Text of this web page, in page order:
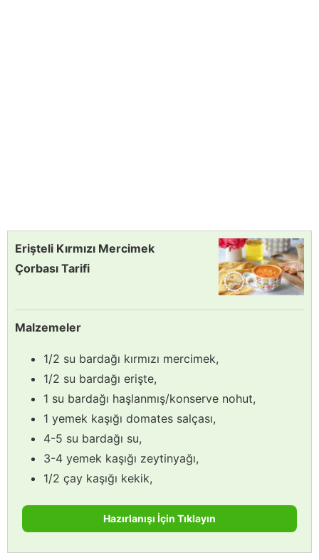
Erişteli Kırmızı Mercimek
Çorbası Tarifi
Malzemeler
1/2 su bardağı kırmızı mercimek,
1/2 su bardağı erişte,
1 su bardağı haşlanmış/konserve nohut,
1 yemek kaşığı domates salçası,
4-5 su bardağı su,
3-4 yemek kaşığı zeytinyağı,
1/2 çay kaşığı kekik,
Hazırlanışı İçin Tıklayın